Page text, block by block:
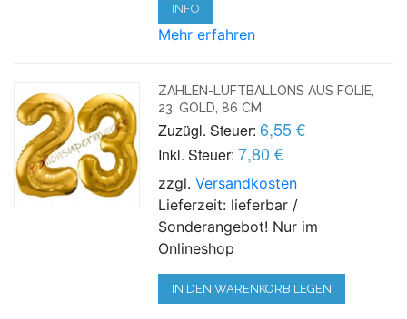
INFO
Mehr erfahren
ZAHLEN-LUFTBALLONS AUS FOLIE,
23, GOLD, 86 CM
Zuzügl. Steuer: 6,55 €
Inkl. Steuer: 7,80 €
zzgl.Versandkosten
Lieferzeit: lieferbar /
Sonderangebot! Nur im
Onlineshop
IN DEN WARENKORB LEGEN